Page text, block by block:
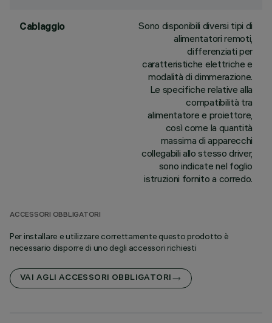
Cablaggio
Sono disponibili diversi tipi di
alimentatori remoti,
differenziati per
caratteristiche elettriche e
modalità di dimmerazione.
Le specifiche relative alla
compatibilità tra
alimentatore e proiettore,
così come la quantità
massima di apparecchi
collegabili allo stesso driver,
sono indicate nel foglio
istruzioni fornito a corredo.
ACCESSORI OBBLIGATORI
Per installare e utilizzare correttamente questo prodotto è
necessario disporre di uno degli accessori richiesti
VAI AGLI ACCESSORI OBBLIGATORI